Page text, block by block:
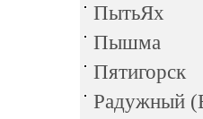
ПытьЯх
Пышма
Пятигорск
Радужный